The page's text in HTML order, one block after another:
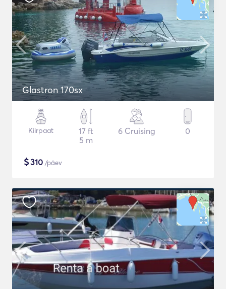
Glastron 170sx
Kiirpaat
17 ft
5 m
6 Cruising 0
$310 /päev